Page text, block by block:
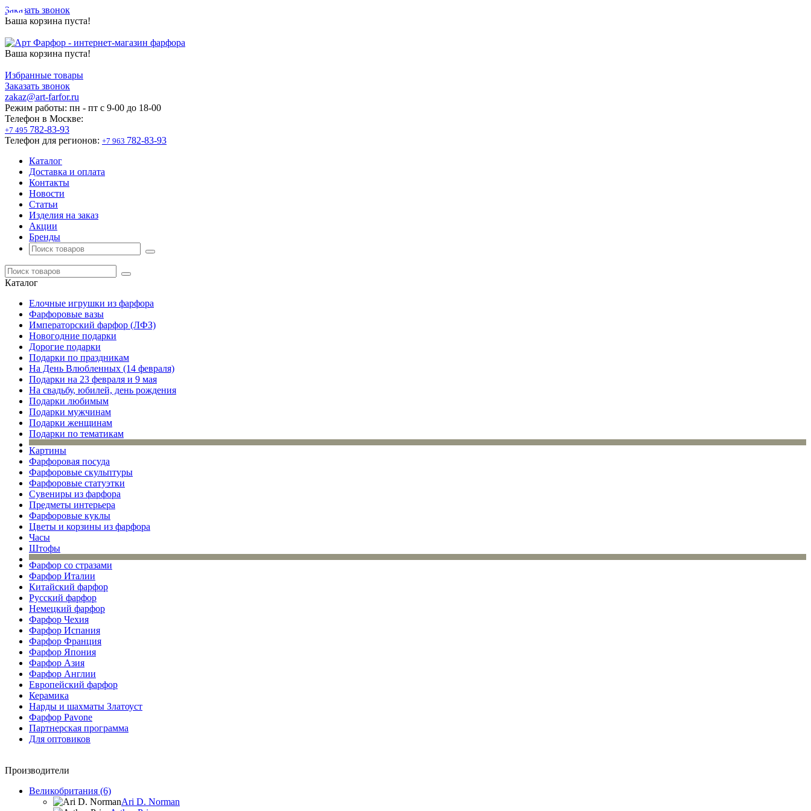
Заказать звонок
Ваша корзина пуста!
Ваша корзина пуста!
Избранные товары
Заказать звонок
zakaz@art-farfor.ru
Режим работы: пн - пт c 9-00 до 18-00
Телефон в Москве:
+7 495 782-83-93
Телефон для регионов: +7 963 782-83-93
Каталог
Доставка и оплата
Контакты
Новости
Статьи
Изделия на заказ
Акции
Бренды
Каталог
Елочные игрушки из фарфора
Фарфоровые вазы
Императорский фарфор (ЛФЗ)
Новогодние подарки
Дорогие подарки
Подарки по праздникам
На День Влюбленных (14 февраля)
Подарки на 23 февраля и 9 мая
На свадьбу, юбилей, день рождения
Подарки любимым
Подарки мужчинам
Подарки женщинам
Подарки по тематикам
Картины
Фарфоровая посуда
Фарфоровые скульптуры
Фарфоровые статуэтки
Сувениры из фарфора
Предметы интерьера
Фарфоровые куклы
Цветы и корзины из фарфора
Часы
Штофы
Фарфор со стразами
Фарфор Италии
Китайский фарфор
Русский фарфор
Немецкий фарфор
Фарфор Чехия
Фарфор Испания
Фарфор Франция
Фарфор Япония
Фарфор Азия
Фарфор Англии
Европейский фарфор
Керамика
Нарды и шахматы Златоуст
Фарфор Pavone
Партнерская программа
Для оптовиков
Производители
Великобритания (6)
Ari D. Norman